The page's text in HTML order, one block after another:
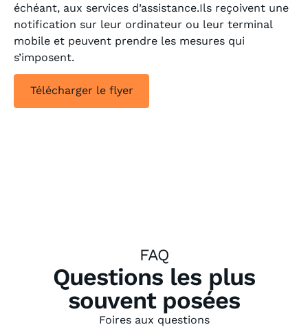
échéant, aux services d’assistance.Ils reçoivent une
notification sur leur ordinateur ou leur terminal
mobile et peuvent prendre les mesures qui
s’imposent.
Télécharger le flyer
FAQ
Questions les plus
souvent posées
Foires aux questions